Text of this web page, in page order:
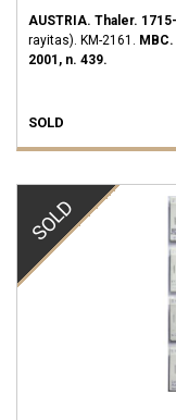
AUSTRIA. Thaler.
rayitas). KM-2161.
2001, n. 439.
SOLD
SOLD